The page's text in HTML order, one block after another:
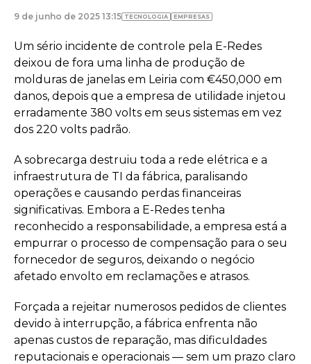
9 de junho de 2025 13:15 TECNOLOGIA EMPRESAS
Um sério incidente de controle pela E-Redes
deixou de fora uma linha de produção de
molduras de janelas em Leiria com €450,000 em
danos, depois que a empresa de utilidade injetou
erradamente 380 volts em seus sistemas em vez
dos 220 volts padrão.
A sobrecarga destruiu toda a rede elétrica e a
infraestrutura de TI da fábrica, paralisando
operações e causando perdas financeiras
significativas. Embora a E-Redes tenha
reconhecido a responsabilidade, a empresa está a
empurrar o processo de compensação para o seu
fornecedor de seguros, deixando o negócio
afetado envolto em reclamações e atrasos.
Forçada a rejeitar numerosos pedidos de clientes
devido à interrupção, a fábrica enfrenta não
apenas custos de reparação, mas dificuldades
reputacionais e operacionais — sem um prazo claro